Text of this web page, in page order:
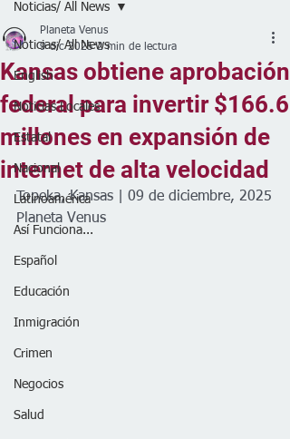
Noticias/ All News
English
Noticias Locales
Estatal
Nacional
Latinoamérica
Así Funciona...
Español
Educación
Inmigración
Crimen
Negocios
Salud
Noticias/ All News
Kansas obtiene aprobación
federal para invertir $166.6
millones en expansión de
internet de alta velocidad
Planeta Venus
9 dic 2025 2 min de lectura
Topeka, Kansas | 09 de diciembre, 2025
Planeta Venus